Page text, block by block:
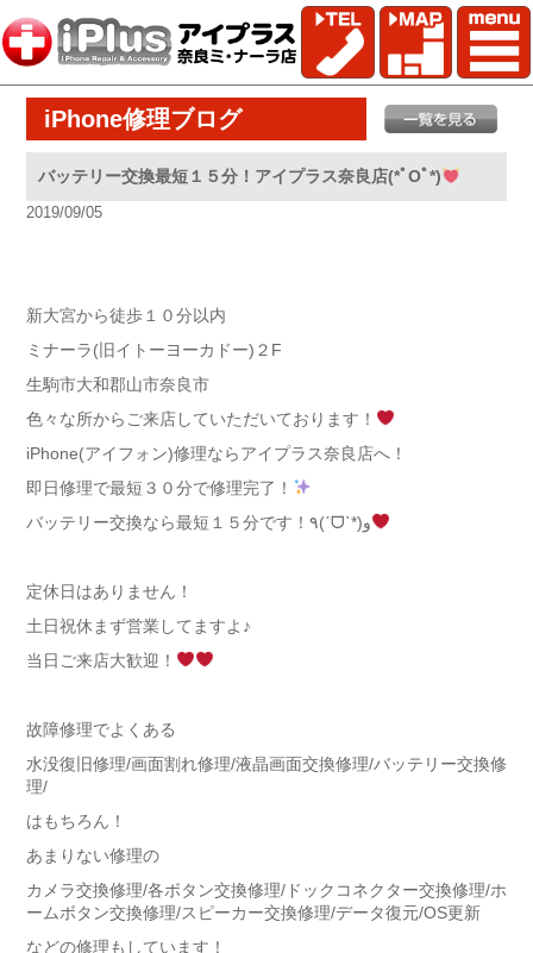
iPhone修理ブログ
バッテリー交換最短１５分！アイプラス奈良店(*ﾟOﾟ*)
2019/09/05
新大宮から徒歩１０分以内
ミナーラ(旧イトーヨーカドー)２ F
生駒市大和郡山市奈良市
色々な所からご来店していただいております！
iPhone(アイフォン)修理ならアイプラス奈良店へ！
即日修理で最短３０分で修理完了！
バッテリー交換なら最短１５分です！
٩(ˊᗜˋ*)و
定休日はありません！
土日祝休まず営業してますよ♪
当日ご来店大歓迎！
故障修理でよくある
水没復旧修理/画面割れ修理/液晶画面交換修理/バッテリー交換修
理/
はもちろん！
あまりない修理の
カメラ交換修理/各ボタン交換修理/ドックコネクター交換修理/ホ
ームボタン交換修理/スピーカー交換修理/データ復元/OS更新
などの修理もしています！